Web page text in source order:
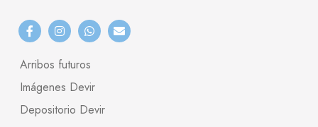
Arribos futuros
Imágenes Devir
Depositorio Devir